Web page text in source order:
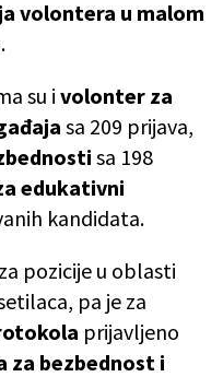
volontera u malom
su i volonter za
sa 209 prijava,
sa 198
edukativni
kandidata.
pozicije u oblasti
pa je za
prijavljeno
za bezbednost i